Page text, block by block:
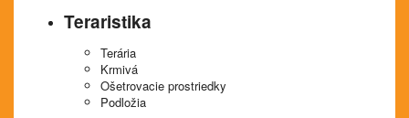
Teraristika
Terária
Krmivá
Ošetrovacie prostriedky
Podložia